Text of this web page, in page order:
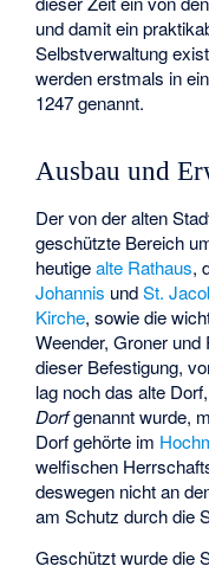
und damit ein
Selbstverwaltung
werden erstmals in
1247 genannt.
Ausbau und
Der von der alten
geschützte Bereich
heutigealte Rathaus,
Johannis undSt.
Kirche, sowie die
Weender, Groner
dieser Befestigung,
lag noch das alte
Dorfgenannt wurde,
Dorf gehörte im
welfischen
deswegen nicht an
am Schutz durch die
Geschützt wurde die